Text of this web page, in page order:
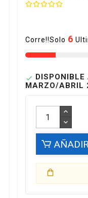
Corre!!Solo 6
 DISPONIBLE
MARZO/ABRIL